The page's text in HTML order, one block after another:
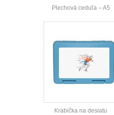
Plechová ceduľa – A5
Krabička na desiatu